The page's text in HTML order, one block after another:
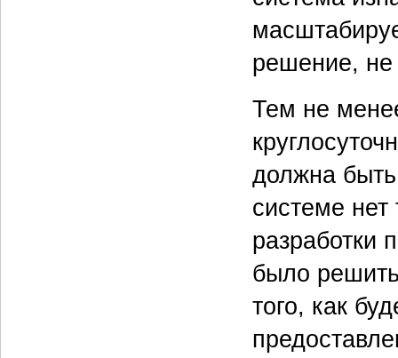
решение, не
Тем не
должна
системе нет
разработки
было
того, как